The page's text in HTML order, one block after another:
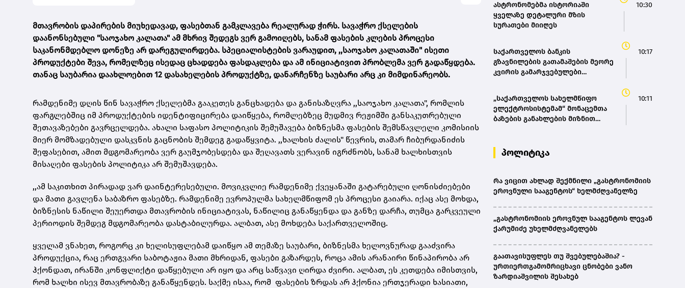
მთავრობის დაპირების მიუხედავად, ფასებთან გამკლავება რეალურად ჭირს. სავაჭრო ქსელების
დაანონსებული "საოჯახო კალათა" ამ მხრივ შედეგს ვერ გამოიღებს, სანამ ფასების კლების პროცესი
საკანონმდებლო დონეზე არ დარეგულირდება. სპეციალისტების ვარაუდით, ,,საოჯახო კალათაში" ისეთი
პროდუქტები შევა, რომელზეც ისედაც ცხადდება ფასდაკლება და ამ ინიციატივით პრობლემა ვერ გადაწყდება.
თანაც საუბარია დაახლოებით 12 დასახელების პროდუქტზე, დანარჩენზე საუბარი არც კი მიმდინარეობს.
რამდენიმე დღის წინ სავაჭრო ქსელებმა გააკეთეს განცხადება და განისაზღვრა ,,საოჯახო კალათა", რომლის
ფარგლებშიც იმ პროდუქტების იდენტიფიცირება დაიწყება, რომლებზეც მუდმივ რეჟიმში განსაკუთრებული
შეთავაზებები გავრცელდება. ახალი საფასო პოლიტიკის შემუშავება ბიზნესმა ფასების შემსწავლელი კომისიის
მიერ მომზადებული დასკვნის გაცნობის შემდეგ გადაწყვიტა. ,,ხალხის ძალის" წევრის, თამარ ჩიბურდანიძის
შეფასებით, ამით მდგომარეობა ვერ გაუმჯობესდება და შეღავათს ვერავინ იგრძნობს, სანამ ხალხისთვის
მისაღები ფასების პოლიტიკა არ შემუშავდება.
,,ამ საკითხით პირადად ვარ დაინტერესებული. მოვიკვლიე რამდენიმე ქვეყანაში გატარებული ღონისძიებები
და მათი გავლენა საბაზრო ფასებზე. რამდენიმე ევროპულმა სახელმწიფომ ეს პროცესი გაიარა. იქაც ასე მოხდა,
ბიზნესის ნაწილი შეუერთდა მთავრობის ინიციატივას, ნაწილიც განაწყენდა და განზე დარჩა, თუმცა გარკვეული
პერიოდის შემდეგ მდგომარეობა დასტაბილურდა. ალბათ, ასე მოხდება საქართველოშიც.
ყველამ ვნახეთ, როგორც კი ხელისუფლებამ დაიწყო ამ თემაზე საუბარი, ბიზნესმა ხელოვნურად გააძვირა
პროდუქცია, რაც ერთგვარი საბოტაჟია მათი მხრიდან, ფასები გაზარდეს, როცა ამის არანაირი წინაპირობა არ
ჰქონდათ, ირანში კონფლიქტი დაწყებული არ იყო და არც საწვავი ღირდა ძვირი. ალბათ, ეს კეთდება იმისთვის,
რომ ხალხი ისევ მთავრობაზე განაწყენდეს. საქმე ისაა, რომ ფასების ზრდას არ ჰქონია ერთჯერადი ხასიათი,
ასტრონომებმა ისტორიაში
ყველაზე დეტალური მზის
სურათები მიიღეს
10:30
საქართველოს ბანკის
გზავნილების გათამაშების მეორე
კვირის გამარჯვებულები
10:17
„საქართველოს სახელმწიფო
ელექტროსისტემამ“ მონაცემთა
ბაზების განახლების მიზნით
10:11
პოლიტიკა
რა ვიცით ახლად შექმნილი „გასტრონომიის
ეროვნული სააგენტოს“ ხელმძღვანელზე
„გასტრონომიის ეროვნულ სააგენტოს ლევან
ქარუმიძე უხელმძღვანელებს
გაათავისუფლეს თუ შვებულებაშია? -
ურთიერთგამომრიცხავი ცნობები ვანო
ზარდიაშვილის შესახებ